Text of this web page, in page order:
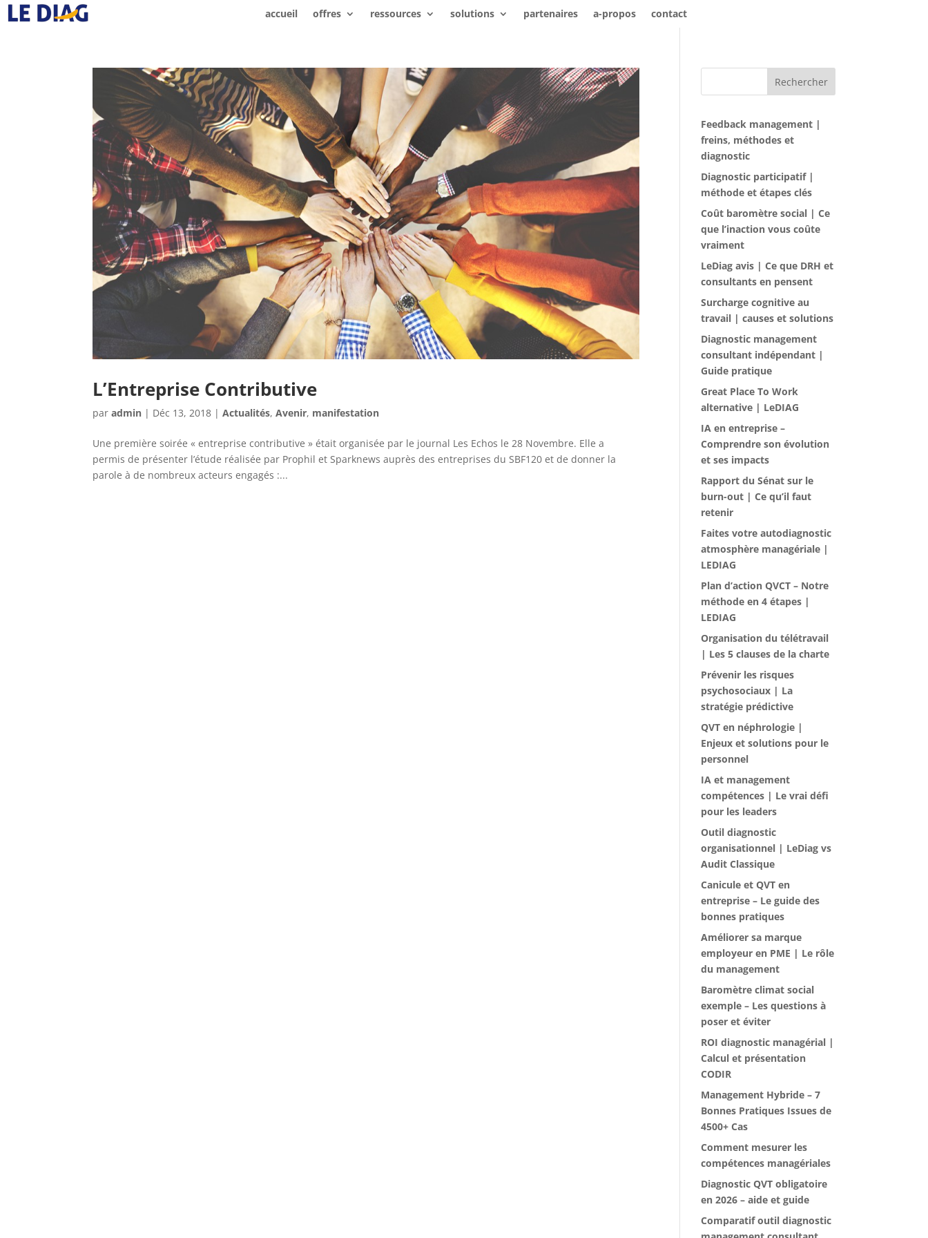
accueil offres ressources solutions partenaires a-propos contact
L’Entreprise Contributive
paradmin | Déc 13, 2018 |Actualités,Avenir, manifestation
Une première soirée « entreprise contributive » était organisée par le journal Les Echos le 28 Novembre. Elle a
permis de présenter l’étude réalisée par Prophil et Sparknews auprès des entreprises du SBF120 et de donner la
parole à de nombreux acteurs engagés :...
Rechercher
Feedback management |
freins, méthodes et
diagnostic
Diagnostic participatif |
méthode et étapes clés
Coût baromètre social | Ce
que l’inaction vous coûte
vraiment
LeDiag avis | Ce que DRH et
consultants en pensent
Surcharge cognitive au
travail | causes et solutions
Diagnostic management
consultant indépendant |
Guide pratique
Great Place To Work
alternative | LeDIAG
IA en entreprise –
Comprendre son évolution
et ses impacts
Rapport du Sénat sur le
burn-out | Ce qu’il faut
retenir
Faites votre autodiagnostic
atmosphère managériale |
LEDIAG
Plan d’action QVCT – Notre
méthode en 4 étapes |
LEDIAG
Organisation du télétravail
| Les 5 clauses de la charte
Prévenir les risques
psychosociaux | La
stratégie prédictive
QVT en néphrologie |
Enjeux et solutions pour le
personnel
IA et management
compétences | Le vrai défi
pour les leaders
Outil diagnostic
organisationnel | LeDiag vs
Audit Classique
Canicule et QVT en
entreprise – Le guide des
bonnes pratiques
Améliorer sa marque
employeur en PME | Le rôle
du management
Baromètre climat social
exemple – Les questions à
poser et éviter
ROI diagnostic managérial |
Calcul et présentation
CODIR
Management Hybride – 7
Bonnes Pratiques Issues de
4500+ Cas
Comment mesurer les
compétences managériales
Diagnostic QVT obligatoire
en 2026 – aide et guide
Comparatif outil diagnostic